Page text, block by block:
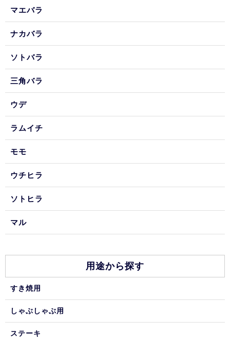
マエバラ
ナカバラ
ソトバラ
三角バラ
ウデ
ラムイチ
モモ
ウチヒラ
ソトヒラ
マル
用途から探す
すき焼用
しゃぶしゃぶ用
ステーキ